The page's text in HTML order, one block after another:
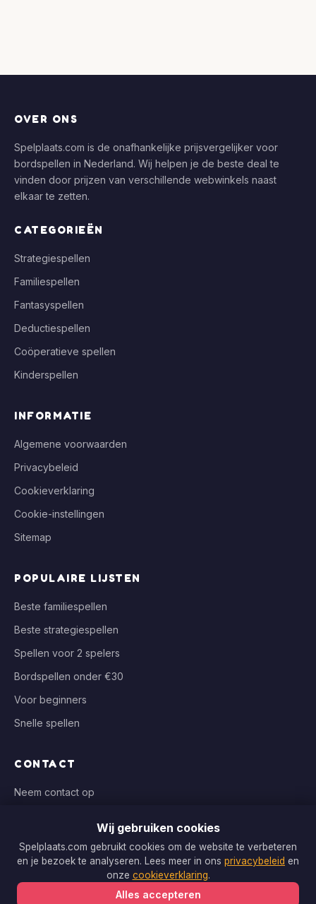
OVER ONS
Spelplaats.com is de onafhankelijke prijsvergelijker voor
bordspellen in Nederland. Wij helpen je de beste deal te
vinden door prijzen van verschillende webwinkels naast
elkaar te zetten.
CATEGORIEËN
Strategiespellen
Familiespellen
Fantasyspellen
Deductiespellen
Coöperatieve spellen
Kinderspellen
INFORMATIE
Algemene voorwaarden
Privacybeleid
Cookieverklaring
Cookie-instellingen
Sitemap
POPULAIRE LIJSTEN
Beste familiespellen
Beste strategiespellen
Spellen voor 2 spelers
Bordspellen onder €30
Voor beginners
Snelle spellen
CONTACT
Neem contact op
WIJ VERGELIJKEN BIJ
Bol.com, Spellenrijk, Boardgameshop.nl
Wij gebruiken cookies
Spelplaats.com gebruikt cookies om de website te verbeteren
en je bezoek te analyseren. Lees meer in ons privacybeleid en
onze cookieverklaring.
Alles accepteren